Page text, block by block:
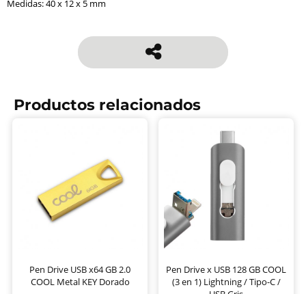
Medidas: 40 x 12 x 5 mm
Productos relacionados
Pen Drive USB x64 GB 2.0
COOL Metal KEY Dorado
Pen Drive x USB 128 GB COOL
(3 en 1) Lightning / Tipo-C /